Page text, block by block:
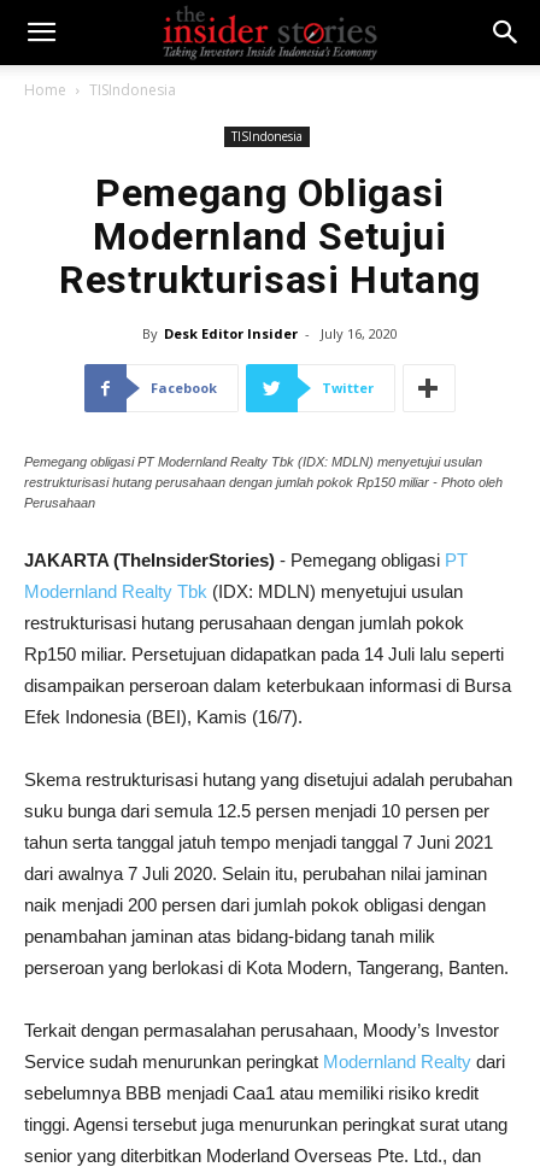
Home TISIndonesia
TISIndonesia
Pemegang Obligasi
Modernland Setujui
Restrukturisasi Hutang
By Desk Editor Insider - July 16, 2020
Facebook Twitter
Pemegang obligasi PT Modernland Realty Tbk (IDX: MDLN) menyetujui usulan
restrukturisasi hutang perusahaan dengan jumlah pokok Rp150 miliar - Photo oleh
Perusahaan
JAKARTA (TheInsiderStories) - Pemegang obligasi PT
Modernland Realty Tbk (IDX: MDLN) menyetujui usulan
restrukturisasi hutang perusahaan dengan jumlah pokok
Rp150 miliar. Persetujuan didapatkan pada 14 Juli lalu seperti
disampaikan perseroan dalam keterbukaan informasi di Bursa
Efek Indonesia (BEI), Kamis (16/7).
Skema restrukturisasi hutang yang disetujui adalah perubahan
suku bunga dari semula 12.5 persen menjadi 10 persen per
tahun serta tanggal jatuh tempo menjadi tanggal 7 Juni 2021
dari awalnya 7 Juli 2020. Selain itu, perubahan nilai jaminan
naik menjadi 200 persen dari jumlah pokok obligasi dengan
penambahan jaminan atas bidang-bidang tanah milik
perseroan yang berlokasi di Kota Modern, Tangerang, Banten.
Terkait dengan permasalahan perusahaan, Moody’s Investor
Service sudah menurunkan peringkat Modernland Realty dari
sebelumnya BBB menjadi Caa1 atau memiliki risiko kredit
tinggi. Agensi tersebut juga menurunkan peringkat surat utang
senior yang diterbitkan Moderland Overseas Pte. Ltd., dan